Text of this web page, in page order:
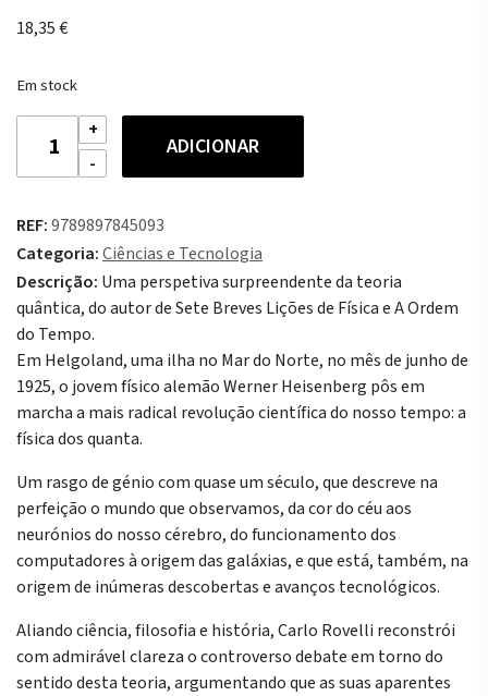
18,35€
Em stock
Quantidade
O
Vertiginoso
ADICIONAR
REF:9789897845093
Categoria:Ciências e Tecnologia
Descrição: Uma perspetiva surpreendente da teoria
quântica, do autor de Sete Breves Lições de Física e A Ordem
do Tempo.
Em Helgoland, uma ilha no Mar do Norte, no mês de junho de
1925, o jovem físico alemão Werner Heisenberg pôs em
marcha a mais radical revolução científica do nosso tempo: a
física dos quanta.
Um rasgo de génio com quase um século, que descreve na
perfeição o mundo que observamos, da cor do céu aos
neurónios do nosso cérebro, do funcionamento dos
computadores à origem das galáxias, e que está, também, na
origem de inúmeras descobertas e avanços tecnológicos.
Aliando ciência, filosofia e história, Carlo Rovelli reconstrói
com admirável clareza o controverso debate em torno do
sentido desta teoria, argumentando que as suas aparentes